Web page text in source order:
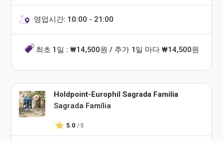
영업시간: 10:00 - 21:00
최초 1일 : ₩14,500원 / 추가 1일 마다 ₩14,500원
Holdpoint-Europhil Sagrada Familia
Sagrada Família
5.0 / 5